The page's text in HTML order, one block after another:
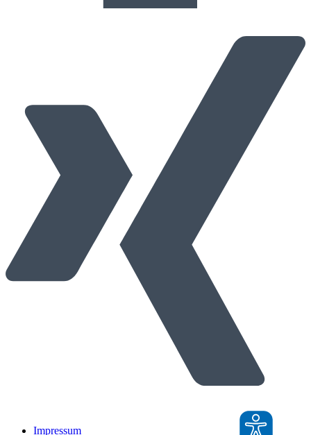
Impressum